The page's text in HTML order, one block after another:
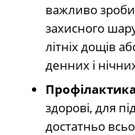
важливо
захисного
літніх дощів
денних і
здорові, для
достатньо